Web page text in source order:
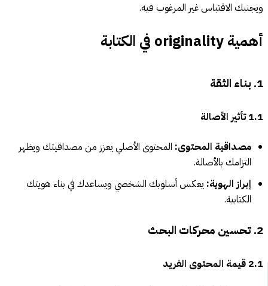
ويجنبك الاقتباس غير المرغوب فيه.
أهمية originality في الكتابة
1. بناء الثقة
1.1 تأثير الأصالة
مصداقية المحتوى: المحتوى الأصلي يعزز من مصداقيتك ويظهر
التزامك بالأصالة.
إبراز الهوية: يعكس أسلوبك الشخصي ويساعدك في بناء هويتك
الكتابية.
2. تحسين محركات البحث
2.1 قيمة المحتوى الفريد